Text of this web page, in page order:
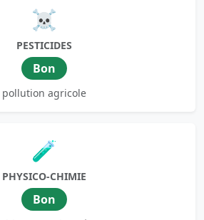
☠️
PESTICIDES
Bon
pollution agricole
🧪
PHYSICO-CHIMIE
Bon